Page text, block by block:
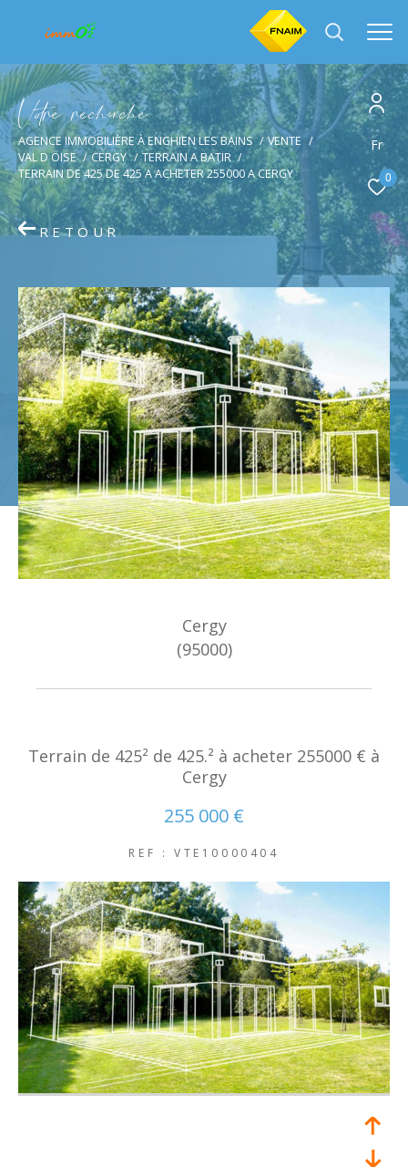
Fr
0
Vore recece
AGENCE IMMOBILIÈRE À ENGHIEN LES BAINS
VENTE
VAL D OISE
CERGY
TERRAIN A BATIR
TERRAIN DE 425 DE 425 A ACHETER 255000 A CERGY
RETOUR
Cergy
(95000)
Terrain de 425² de 425.² à acheter 255000 € à
Cergy
255 000 €
REF : VTE10000404
Effectuer une recherche
et trouver le bien qui correspond à vos critères
Type
d'offre
Vente
de
bien
Type de bien
Ville
Budget
Budget
Surface
Surface
Pièces
Pièces
FILTRER PAR
RECHERCHER